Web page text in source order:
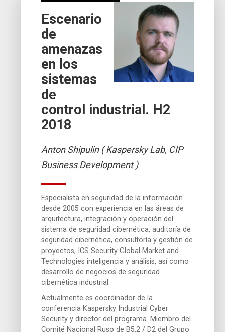
Escenario
de
amenazas
en los
sistemas
de
control industrial. H2
2018
Anton Shipulin ( Kaspersky Lab, CIP
Business Development )
Especialista en seguridad de la información
desde 2005 con experiencia en las áreas de
arquitectura, integración y operación del
sistema de seguridad cibernética, auditoría de
seguridad cibernética, consultoría y gestión de
proyectos, ICS Security Global Market and
Technologies inteligencia y análisis, así como
desarrollo de negocios de seguridad
cibernética industrial.
Actualmente es coordinador de la
conferencia Kaspersky Industrial Cyber
Security y director del programa. Miembro del
Comité Nacional Ruso de B5.2 / D2 del Grupo